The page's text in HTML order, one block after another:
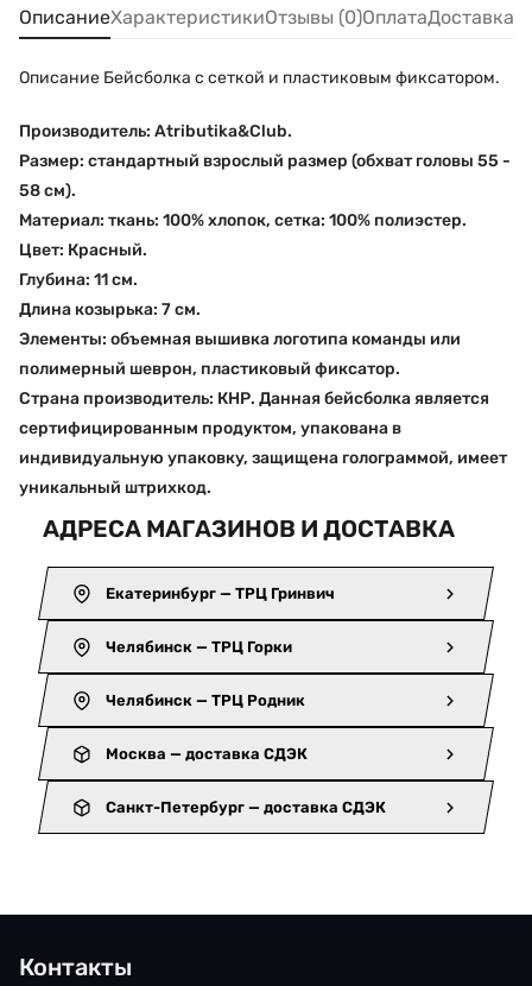
ОписаниеХарактеристикиОтзывы (0)ОплатаДоставка
Описание Бейсболка с сеткой и пластиковым фиксатором.
Производитель: Atributika&Club.
Размер: стандартный взрослый размер (обхват головы 55 -
58 см).
Материал: ткань: 100% хлопок, сетка: 100% полиэстер.
Цвет: Красный.
Глубина: 11 см.
Длина козырька: 7 см.
Элементы: объемная вышивка логотипа команды или
полимерный шеврон, пластиковый фиксатор.
Страна производитель: КНР. Данная бейсболка является
сертифицированным продуктом, упакована в
индивидуальную упаковку, защищена голограммой, имеет
уникальный штрихкод.
АДРЕСА МАГАЗИНОВ И ДОСТАВКА
Екатеринбург — ТРЦ Гринвич
Челябинск — ТРЦ Горки
Челябинск — ТРЦ Родник
Москва — доставка СДЭК
Санкт-Петербург — доставка СДЭК
Контакты